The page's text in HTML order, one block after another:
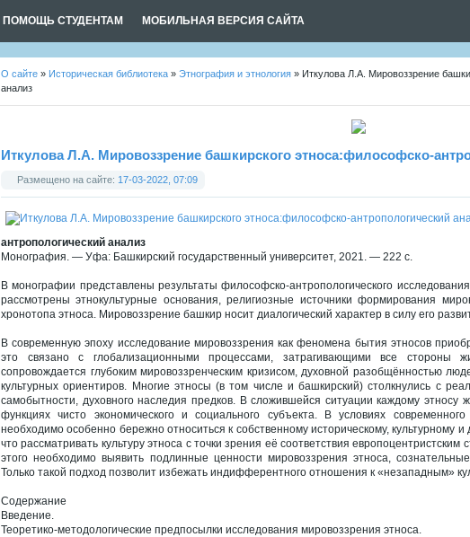
ПОМОЩЬ СТУДЕНТАМ МОБИЛЬНАЯ ВЕРСИЯ САЙТА
О сайте » Историческая библиотека » Этнография и этнология » Иткулова Л.А. Мировоззрение
анализ
Иткулова Л.А. Мировоззрение башкирского этноса:философско-
Размещено на сайте: 17-03-2022, 07:09
антропологический анализ
Монография. — Уфа: Башкирский государственный университет, 2021. — 222 с.
В монографии представлены результаты философско-антропологического
рассмотрены этнокультурные основания, религиозные источники формирования
хронотопа этноса. Мировоззрение башкир носит диалогический характер в силу его
В современную эпоху исследование мировоззрения как феномена бытия этносов
это связано с глобализационными процессами, затрагивающими все стороны
сопровождается глубоким мировоззренческим кризисом, духовной разобщённостью
культурных ориентиров. Многие этносы (в том числе и башкирский) столкнулись с
самобытности, духовного наследия предков. В сложившейся ситуации каждому этносу
функциях чисто экономического и социального субъекта. В условиях современного
необходимо особенно бережно относиться к собственному историческому, культурному
что рассматривать культуру этноса с точки зрения её соответствия
этого необходимо выявить подлинные ценности мировоззрения этноса,
Только такой подход позволит избежать индифферентного отношения к «незападным»
Содержание
Введение.
Теоретико-методологические предпосылки исследования мировоззрения этноса.